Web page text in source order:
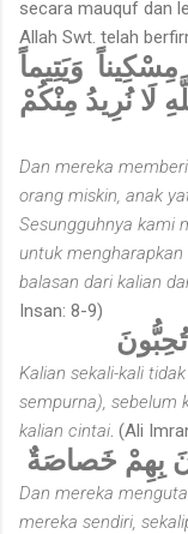
secara mauquf dan
Allah Swt. telah
وَيَتِيماً
لَا نُرِيدُ مِنْكُمْ
Dan mereka
orang miskin, anak
Sesungguhnya kami
untuk
balasan dari kalian
Insan: 8-9)
تُحِبُّونَ
Kalian sekali-kali
sempurna), sebelum
kalian cintai . (Ali
بِهِمْ خَصاصَةٌ
Dan mereka
mereka sendiri,